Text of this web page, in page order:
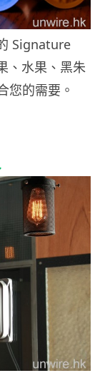
Signature
、水果、黑朱
您的需要。